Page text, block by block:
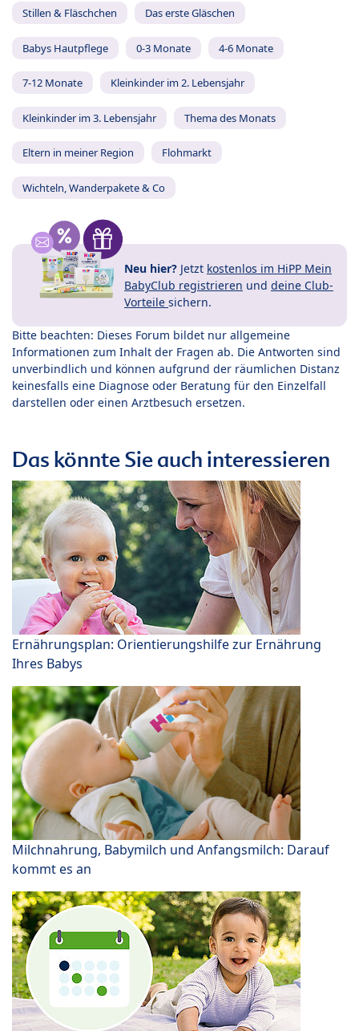
Stillen & Fläschchen Das erste Gläschen
Babys Hautpflege 0-3 Monate 4-6 Monate
7-12 Monate Kleinkinder im 2. Lebensjahr
Kleinkinder im 3. Lebensjahr Thema des Monats
Eltern in meiner Region Flohmarkt
Wichteln, Wanderpakete & Co
Neu hier? Jetzt kostenlos im HiPP Mein
BabyClub registrieren und deine Club-
Vorteile sichern.
Bitte beachten: Dieses Forum bildet nur allgemeine
Informationen zum Inhalt der Fragen ab. Die Antworten sind
unverbindlich und können aufgrund der räumlichen Distanz
keinesfalls eine Diagnose oder Beratung für den Einzelfall
darstellen oder einen Arztbesuch ersetzen.
Das könnte Sie auch interessieren
Ernährungsplan: Orientierungshilfe zur Ernährung
Ihres Babys
Milchnahrung, Babymilch und Anfangsmilch: Darauf
kommt es an